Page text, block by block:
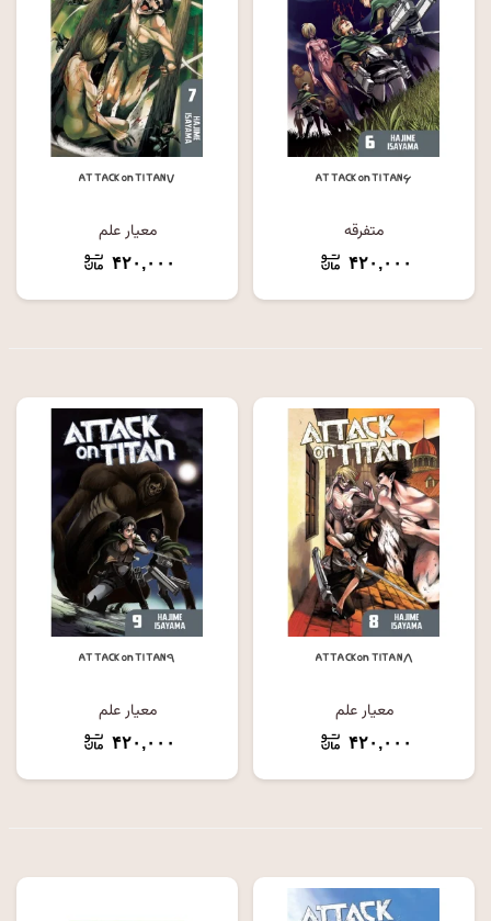
ATTACK on TITAN ۶
متفرقه
۴۲۰,۰۰۰
ATTACK on TITAN ۷
معیار علم
۴۲۰,۰۰۰
ATTACK on TITAN ۸
معیار علم
۴۲۰,۰۰۰
ATTACK on TITAN ۹
معیار علم
۴۲۰,۰۰۰